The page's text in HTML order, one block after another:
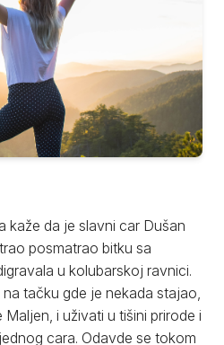
kaže da je slavni car Dušan
posmatrao bitku sa
u kolubarskoj ravnici.
tačku gde je nekada stajao,
i uživati u tišini prirode i
cara. Odavde se tokom